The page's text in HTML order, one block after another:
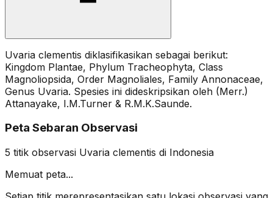
Uvaria clementis diklasifikasikan sebagai berikut:
Kingdom Plantae, Phylum Tracheophyta, Class
Magnoliopsida, Order Magnoliales, Family Annonaceae,
Genus Uvaria. Spesies ini dideskripsikan oleh (Merr.)
Attanayake, I.M.Turner & R.M.K.Saunde.
Peta Sebaran Observasi
5 titik observasi Uvaria clementis di Indonesia
Memuat peta...